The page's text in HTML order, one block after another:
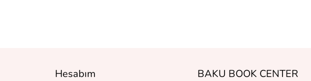
Hesabım BAKU BOOK CENTER